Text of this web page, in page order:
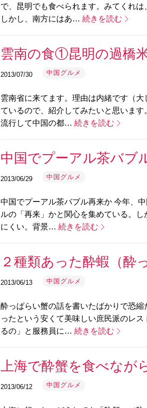
で、昆明でも食べられます。みてくれ
しかし、南方にはあ… 続きを読む
雲南の食①昆明の過橋
2013/07/30 中国グルメ
雲南省に来てます。理由は内緒です（
ているので、紹介してみたいと思いま
流行して中国の都… 続きを読む
中国でプーアル茶バブ
2013/06/29 中国グルメ
中国でプーアル茶バブル再来か 今年、
ルの「再来」かと関心を集めている。
にくい。背景… 続きを読む
２種類あった酔蝦（酔
2013/06/13 中国グルメ
酔っぱらい蟹の話を書いたばかりで恐
ったという安くて美味しい庶民派のレ
るの」と服務員に… 続きを読む
上海で酔蟹を食べなが
2013/06/12 中国グルメ